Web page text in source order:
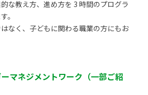
な教え方、進め方を 3 時間のプログラ
。
なく、子どもに関わる職業の方にもお
マネジメントワーク（一部ご紹